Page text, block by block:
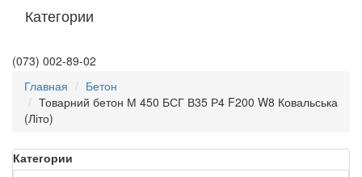
Категории
(073) 002-89-02
Главная
Бетон
Товарний бетон М 450 БСГ В35 Р4 F200 W8 Ковальська
(Літо)
Категории